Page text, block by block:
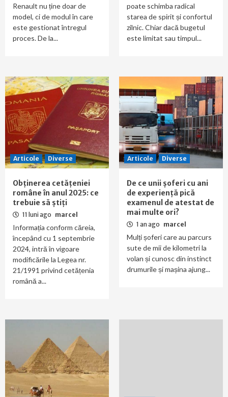
Renault nu ține doar de
model, ci de modul în care
este gestionat întregul
proces. De la...
poate schimba radical
starea de spirit și confortul
zilnic. Chiar dacă bugetul
este limitat sau timpul...
Articole Diverse
Obținerea cetățeniei
române în anul 2025: ce
trebuie să știți
11 luni ago marcel
Informația conform căreia,
începând cu 1 septembrie
2024, intră în vigoare
modificările la Legea nr.
21/1991 privind cetățenia
română a...
Articole Diverse
De ce unii șoferi cu ani
de experiență pică
examenul de atestat de
mai multe ori?
1 an ago marcel
Mulți șoferi care au parcurs
sute de mii de kilometri la
volan și cunosc din instinct
drumurile și mașina ajung...